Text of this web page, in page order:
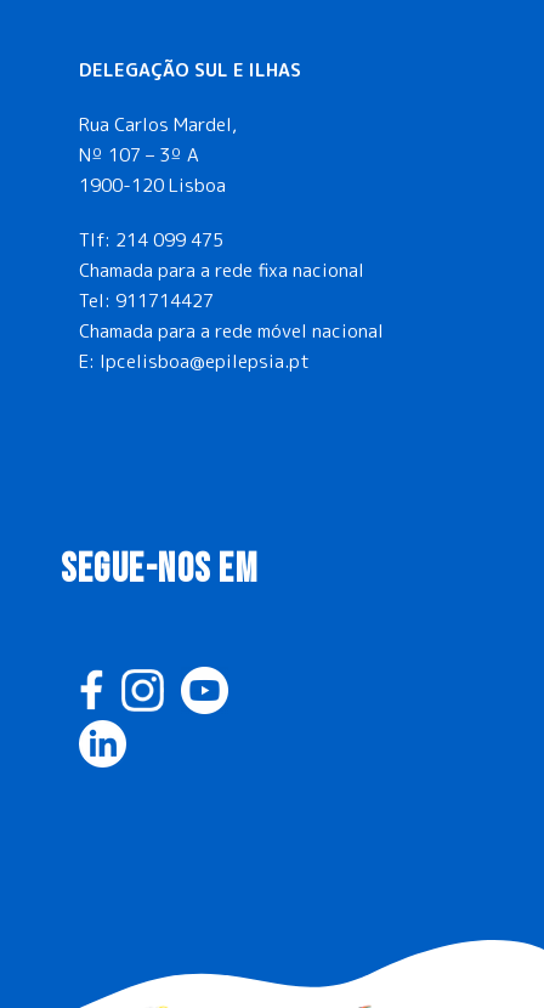
DELEGAÇÃO SUL E ILHAS
Rua Carlos Mardel,
Nº 107 – 3º A
1900-120 Lisboa
Tlf: 214 099 475
Chamada para a rede fixa nacional
Tel: 911714427
Chamada para a rede móvel nacional
E: lpcelisboa@epilepsia.pt
SEGUE-NOS EM